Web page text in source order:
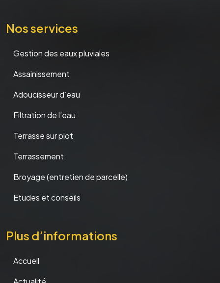
Nos services
Gestion des eaux pluviales
Assainissement
Adoucisseur d’eau
Filtration de l’eau
Terrasse sur plot
Terrassement
Broyage (entretien de parcelle)
Etudes et conseils
Plus d’informations
Accueil